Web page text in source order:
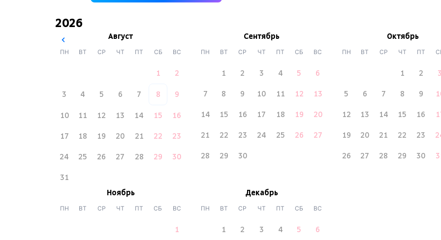
2026
Август
ПН ВТ СР ЧТ ПТ СБ ВС
1 2
3 4 5 6 7 8 9
10 11 12 13 14 15 16
17 18 19 20 21 22 23
24 25 26 27 28 29 30
31
Сентябрь
ПН ВТ СР ЧТ ПТ СБ ВС
1 2 3 4 5 6
7 8 9 10 11 12 13
14 15 16 17 18 19 20
21 22 23 24 25 26 27
28 29 30
Октябрь
ПН ВТ СР ЧТ ПТ
1 2 3
5 6 7 8 9
12 13 14 15 16
19 20 21 22 23
26 27 28 29 30
Ноябрь
ПН ВТ СР ЧТ ПТ СБ ВС
1
Декабрь
ПН ВТ СР ЧТ ПТ СБ ВС
1 2 3 4 5 6